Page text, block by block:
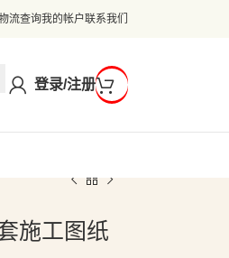
流查询我的帐户联系我们
登录/注册
施工图纸